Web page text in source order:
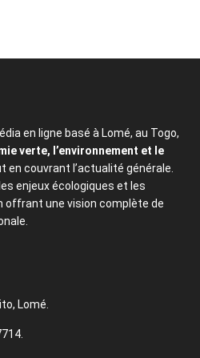
en ligne basé à Lomé, au Togo,
verte, l’environnement et le
en couvrant l’actualité générale.
enjeux écologiques et les
offrant une vision complète de
Lomé.